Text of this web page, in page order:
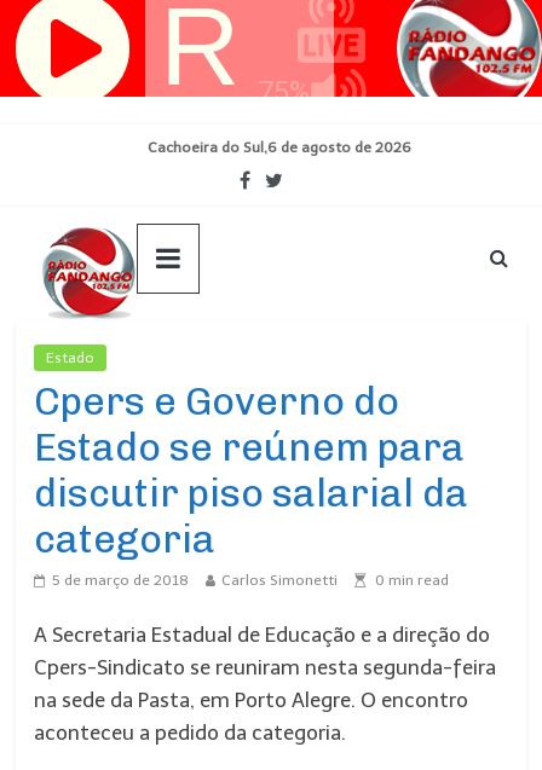
Pular
para
Cachoeira do Sul,6 de agosto de 2026
Estado
Cpers e Governo do
Estado se reúnem para
discutir piso salarial da
categoria
5 de março de 2018 Carlos Simonetti 0 min read
A Secretaria Estadual de Educação e a direção do
Cpers-Sindicato se reuniram nesta segunda-feira
na sede da Pasta, em Porto Alegre. O encontro
aconteceu a pedido da categoria.